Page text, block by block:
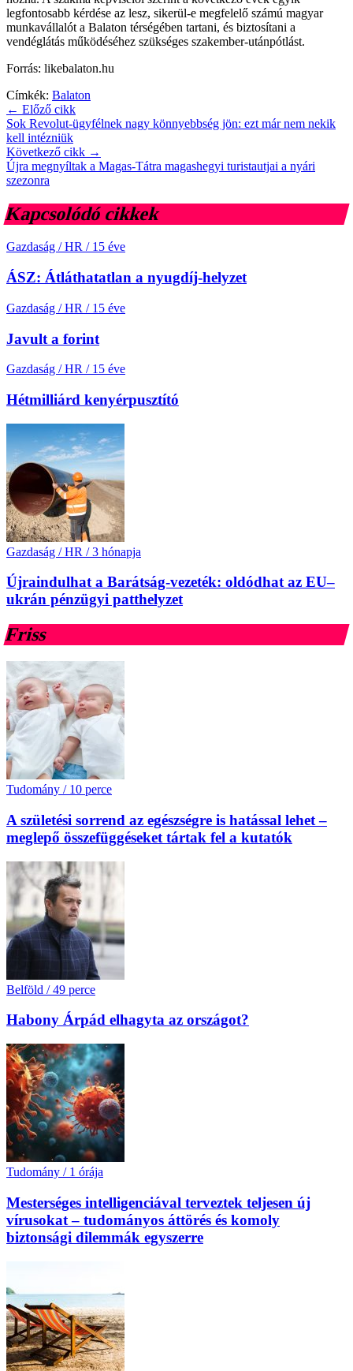
legfontosabb kérdése az lesz, sikerül-e megfelelő számú magyar
munkavállalót a Balaton térségében tartani, és biztosítani a
vendéglátás működéséhez szükséges szakember-utánpótlást.
Forrás: likebalaton.hu
Címkék: Balaton
← Előző cikk
Sok Revolut-ügyfélnek nagy könnyebbség jön: ezt már nem nekik
kell intézniük
Következő cikk →
Újra megnyíltak a Magas-Tátra magashegyi turistautjai a nyári
szezonra
Kapcsolódó cikkek
Gazdaság / HR / 15 éve
ÁSZ: Átláthatatlan a nyugdíj-helyzet
Gazdaság / HR / 15 éve
Javult a forint
Gazdaság / HR / 15 éve
Hétmilliárd kenyérpusztító
Gazdaság / HR / 3 hónapja
Újraindulhat a Barátság-vezeték: oldódhat az EU–
ukrán pénzügyi patthelyzet
Friss
Tudomány / 10 perce
A születési sorrend az egészségre is hatással lehet –
meglepő összefüggéseket tártak fel a kutatók
Belföld / 49 perce
Habony Árpád elhagyta az országot?
Tudomány / 1 órája
Mesterséges intelligenciával terveztek teljesen új
vírusokat – tudományos áttörés és komoly
biztonsági dilemmák egyszerre